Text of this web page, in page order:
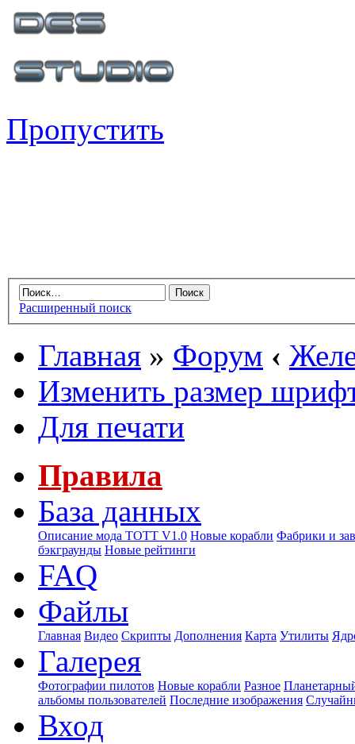
Пропустить
Расширенный поиск
Главная » Форум ‹
Изменить размер
Для печати
Правила
База данных
Описание мода ТОТТ V1.0 Новые корабли Фабрики и
бэкграунды Новые рейтинги
FAQ
Файлы
Главная Видео Скрипты Дополнения Карта Утилиты
Галерея
Фотографии пилотов Новые корабли Разное
альбомы пользователей Последние изображения
Вход